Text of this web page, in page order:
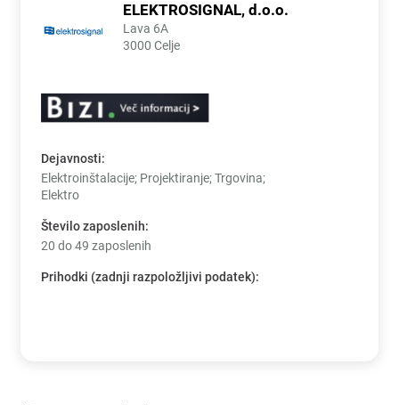
ELEKTROSIGNAL, d.o.o.
Lava 6A
3000 Celje
Dejavnosti:
Elektroinštalacije; Projektiranje; Trgovina;
Elektro
Število zaposlenih:
20 do 49 zaposlenih
Prihodki (zadnji razpoložljivi podatek):